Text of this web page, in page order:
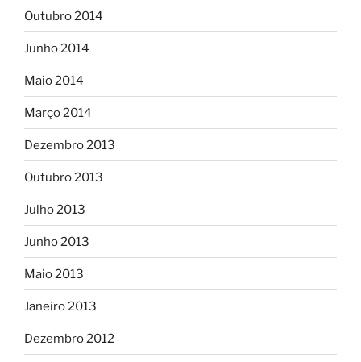
Outubro 2014
Junho 2014
Maio 2014
Março 2014
Dezembro 2013
Outubro 2013
Julho 2013
Junho 2013
Maio 2013
Janeiro 2013
Dezembro 2012